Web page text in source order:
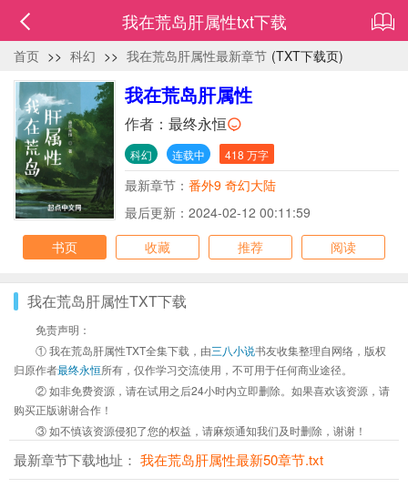
我在荒岛肝属性txt下载
首页 >> 科幻 >> 我在荒岛肝属性最新章节 (TXT下载页)
我在荒岛肝属性
作者： 最终永恒
科幻 连载中 418 万字
最新章节： 番外9 奇幻大陆
最后更新：2024-02-12 00:11:59
书页
收藏 推荐 阅读
我在荒岛肝属性TXT下载
免责声明：
① 我在荒岛肝属性TXT全集下载，由三八小说书友收集整理自网络，版权
归原作者最终永恒所有，仅作学习交流使用，不可用于任何商业途径。
② 如非免费资源，请在试用之后24小时内立即删除。如果喜欢该资源，请
购买正版谢谢合作！
③ 如不慎该资源侵犯了您的权益，请麻烦通知我们及时删除，谢谢！
最新章节下载地址： 我在荒岛肝属性最新50章节.txt